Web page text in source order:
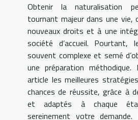
Obtenir la naturalisation
tournant majeur dans une
nouveaux droits et à une
société d’accueil. Pourtant,
souvent complexe et semé
une préparation
article les meilleures
chances de réussite, grâce à
et adaptés à chaque
sereinement votre